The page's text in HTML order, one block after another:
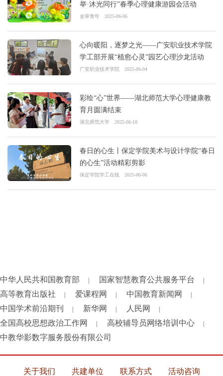
举·沐光同行”春季心理健康游园会活动
金审青年 2025-06-06
心向暖阳，逐梦之光——广安职业技术学院
学工部开展“植愈心灵”园艺心理沙龙活动
广安职业技术学院 2025-06-04
彩绘“心”世界——湖北师范大学心理健康教
育月圆满结束
湖北师范大学 2025-06-18
春日的心生丨保定学院美术与设计学院“春日
的心生”活动精彩剪影
保定学院学工在线 2025-06-06
中华人民共和国教育部 国家智慧教育公共服务平台
高等教育出版社 爱课程网 中国教育新闻网
中国学术前沿期刊 新华网 人民网
全国高校思想政治工作网 高校辅导员网络培训中心
中教华影数字服务股份有限公司
关于我们 共建单位 联系方式 活动咨询